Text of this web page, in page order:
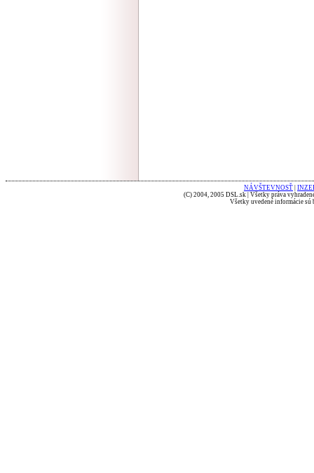
NÁVŠTEVNOSŤ
(C) 2004, 2005 DSL.sk | Všetky práva
Všetky uvedené informácie sú